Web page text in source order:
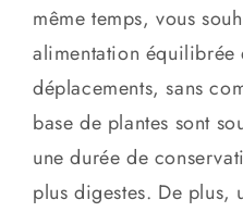
même temps, vous
alimentation équilibrée
déplacements, sans
base de plantes sont
une durée de
plus digestes. De plus,